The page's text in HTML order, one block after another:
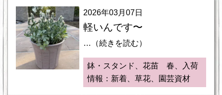
2026年03月07日
軽いんです〜
…（続きを読む）
鉢・スタンド、花苗 春、入荷
情報：新着、草花、園芸資材